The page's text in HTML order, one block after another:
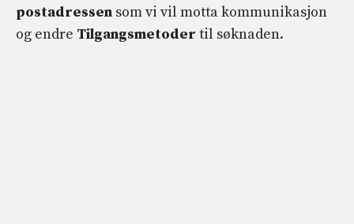
postadressen som vi vil motta kommunikasjon
og endre Tilgangsmetoder til søknaden.